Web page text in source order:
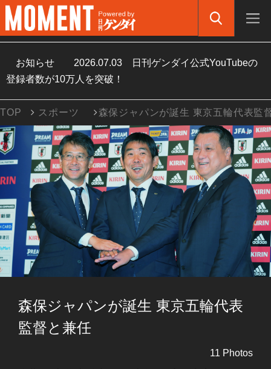
お知らせ 2026.07.03
日刊ゲンダイ公式YouTubeの
登録者数が10万人を突破！
TOP スポーツ 森保ジャパンが誕生 東京五輪代表監
森保ジャパンが誕生 東京五輪代表
監督と兼任
11 Photos